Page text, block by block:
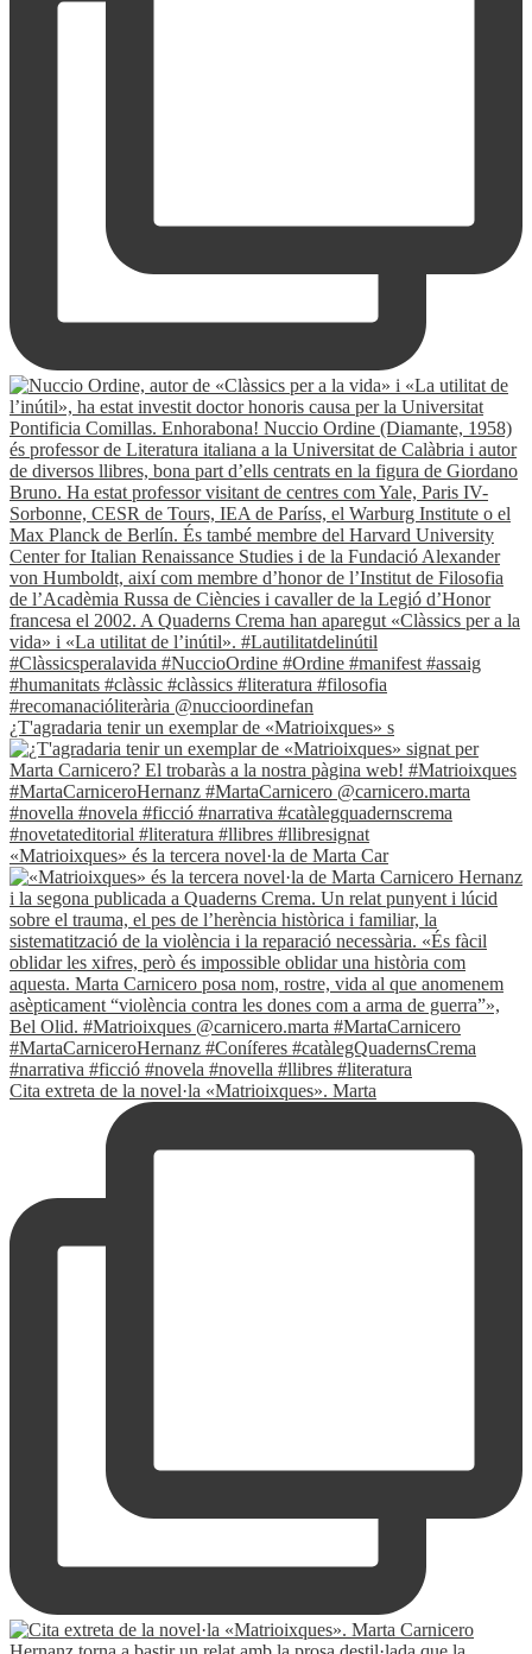
¿T'agradaria tenir un exemplar de «Matrioixques» s
«Matrioixques» és la tercera novel·la de Marta Car
Cita extreta de la novel·la «Matrioixques». Marta